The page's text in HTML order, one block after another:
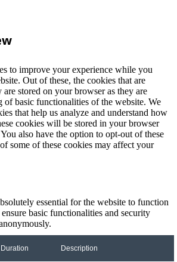
to improve your experience while you
Out of these, the cookies that are
are stored on your browser as they are
of basic functionalities of the website. We
that help us analyze and understand how
cookies will be stored in your browser
also have the option to opt-out of these
some of these cookies may affect your
essential for the website to function
basic functionalities and security
Duration Description